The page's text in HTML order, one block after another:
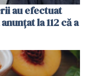
au efectuat
la 112 că a